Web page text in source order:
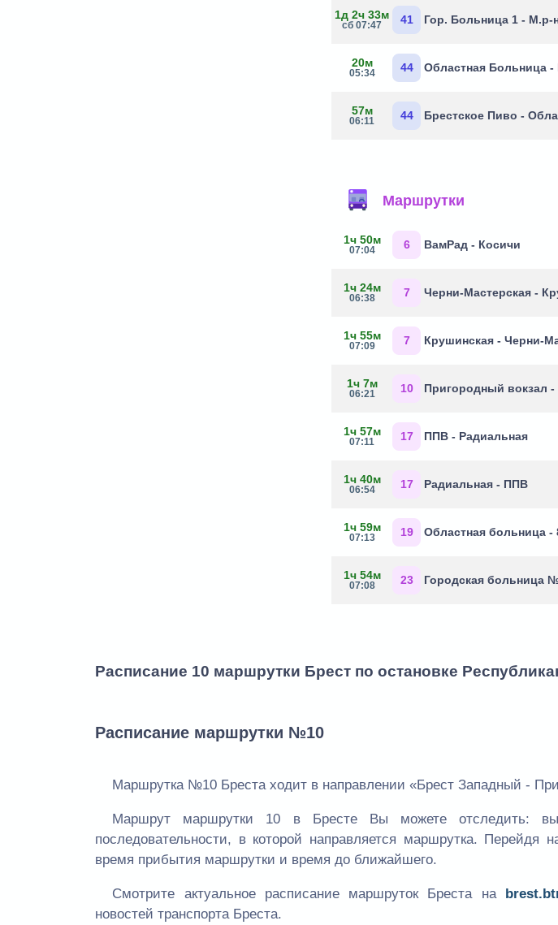
1д 2ч 33м
сб 07:47 41 Гор. Больница 1 -
20м
05:34 44 Областная Больница -
57м
06:11 44 Брестское Пиво -
Маршрутки
1ч 50м
07:04 6 ВамРад - Косичи
1ч 24м
06:38 7 Черни-Мастерская -
1ч 55м
07:09 7 Крушинская - Черни-
1ч 7м
06:21 10 Пригородный вокзал
1ч 57м
07:11 17 ППВ - Радиальная
1ч 40м
06:54 17 Радиальная - ППВ
1ч 59м
07:13 19 Областная больница -
1ч 54м
07:08 23 Городская больница
Расписание 10 маршрутки Брест по остановке
Расписание маршрутки №10
Маршрутка №10 Бреста ходит в направлении «Брест Западный -
Маршрут маршрутки 10 в Бресте Вы можете отследить:
последовательности, в которой направляется маршрутка. Перейдя
время прибытия маршрутки и время до ближайшего.
Смотрите актуальное расписание маршруток Бреста на
новостей транспорта Бреста.